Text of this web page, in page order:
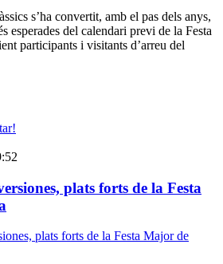
s’ha convertit, amb el pas dels anys,
esperades del calendari previ de la Festa
participants i visitants d’arreu del
plats forts de la Festa